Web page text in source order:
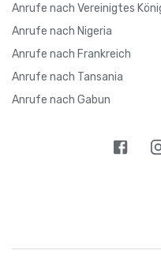
Anrufe nach Vereinigtes
Anrufe nach Nigeria
Anrufe nach Frankreich
Anrufe nach Tansania
Anrufe nach Gabun